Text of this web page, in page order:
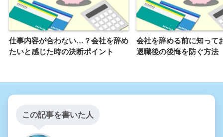
仕事内容が合わない…？会社を辞め
たいと感じた時の決断ポイント
会社を辞める前に知って
退職後の後悔を防ぐ方法
この記事を書いた人